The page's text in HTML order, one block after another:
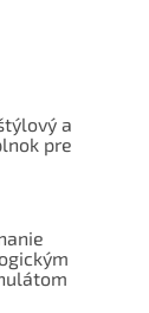
a
pre